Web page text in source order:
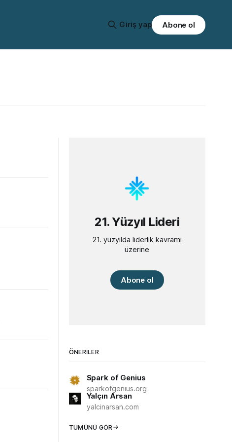
Giriş yap Abone ol
21. Yüzyıl Lideri
21. yüzyılda liderlik kavramı
üzerine
Abone ol
ÖNERILER
Spark of Genius
sparkofgenius.org
Yalçın Arsan
yalcinarsan.com
TÜMÜNÜ GÖR